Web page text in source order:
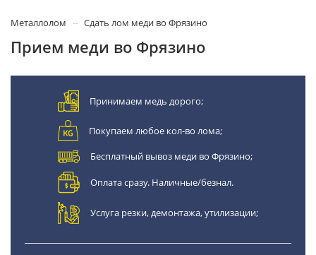
Металлолом Сдать лом меди во Фрязино
Прием меди во Фрязино
Принимаем медь дорого;
Покупаем любое кол-во лома;
Бесплатный вывоз меди во Фрязино;
Оплата сразу. Наличные/безнал.
Услуга резки, демонтажа, утилизации;